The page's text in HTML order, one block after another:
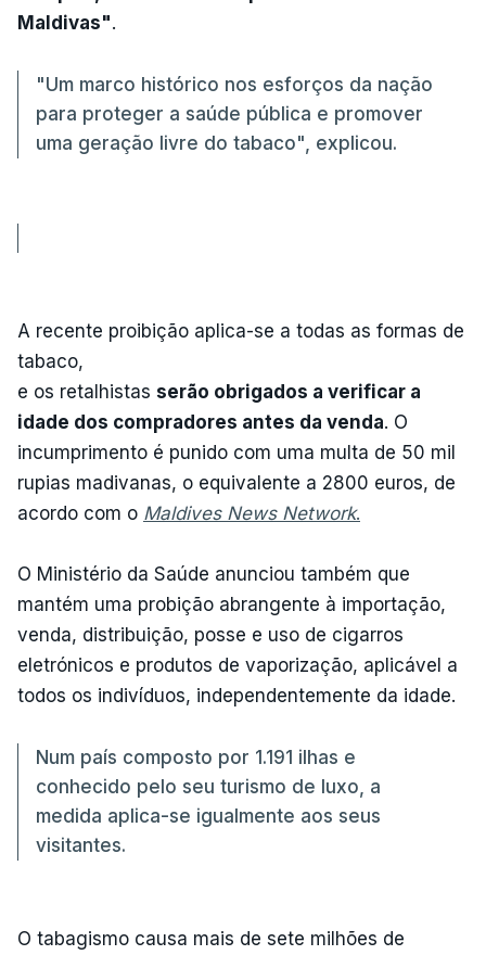
Maldivas".
"Um marco histórico nos esforços da nação
para proteger a saúde pública e promover
uma geração livre do tabaco", explicou.
A recente proibição aplica-se a todas as formas de
tabaco,
e os retalhistas serão obrigados a verificar a
idade dos compradores antes da venda. O
incumprimento é punido com uma multa de 50 mil
rupias madivanas, o equivalente a 2800 euros, de
acordo com o Maldives News Network.
O Ministério da Saúde anunciou também que
mantém uma probição abrangente à importação,
venda, distribuição, posse e uso de cigarros
eletrónicos e produtos de vaporização, aplicável a
todos os indivíduos, independentemente da idade.
Num país composto por 1.191 ilhas e
conhecido pelo seu turismo de luxo, a
medida aplica-se igualmente aos seus
visitantes.
O tabagismo causa mais de sete milhões de